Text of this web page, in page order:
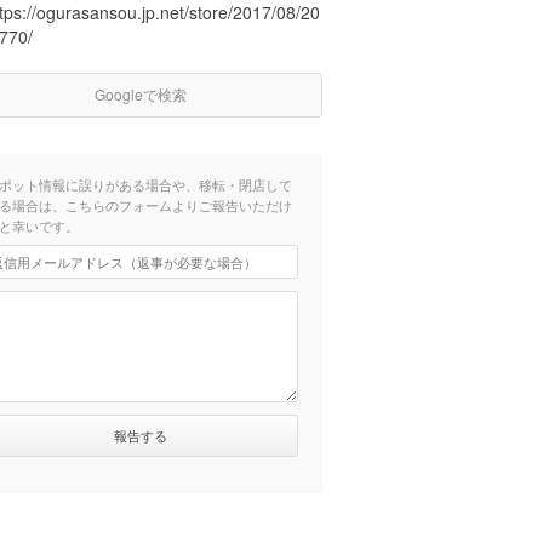
ogurasansou.jp.net/store/2017/08/20
Googleで検索
ット情報に誤りがある場合や、移転・閉店して
場合は、こちらのフォームよりご報告いただけ
幸いです。